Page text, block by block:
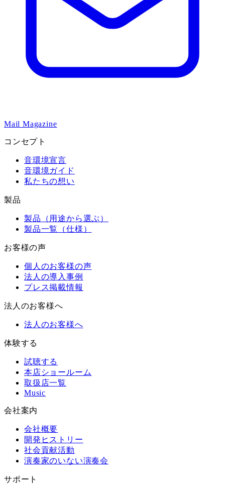
Mail Magazine
コンセプト
音環境宣言
音環境ガイド
私たちの想い
製品
製品（用途から選ぶ）
製品一覧（仕様）
お客様の声
個人のお客様の声
法人の導入事例
プレス掲載情報
法人のお客様へ
法人のお客様へ
体験する
試聴する
本店ショールーム
取扱店一覧
Music
会社案内
会社概要
開発ヒストリー
社会貢献活動
演奏家のいない演奏会
サポート